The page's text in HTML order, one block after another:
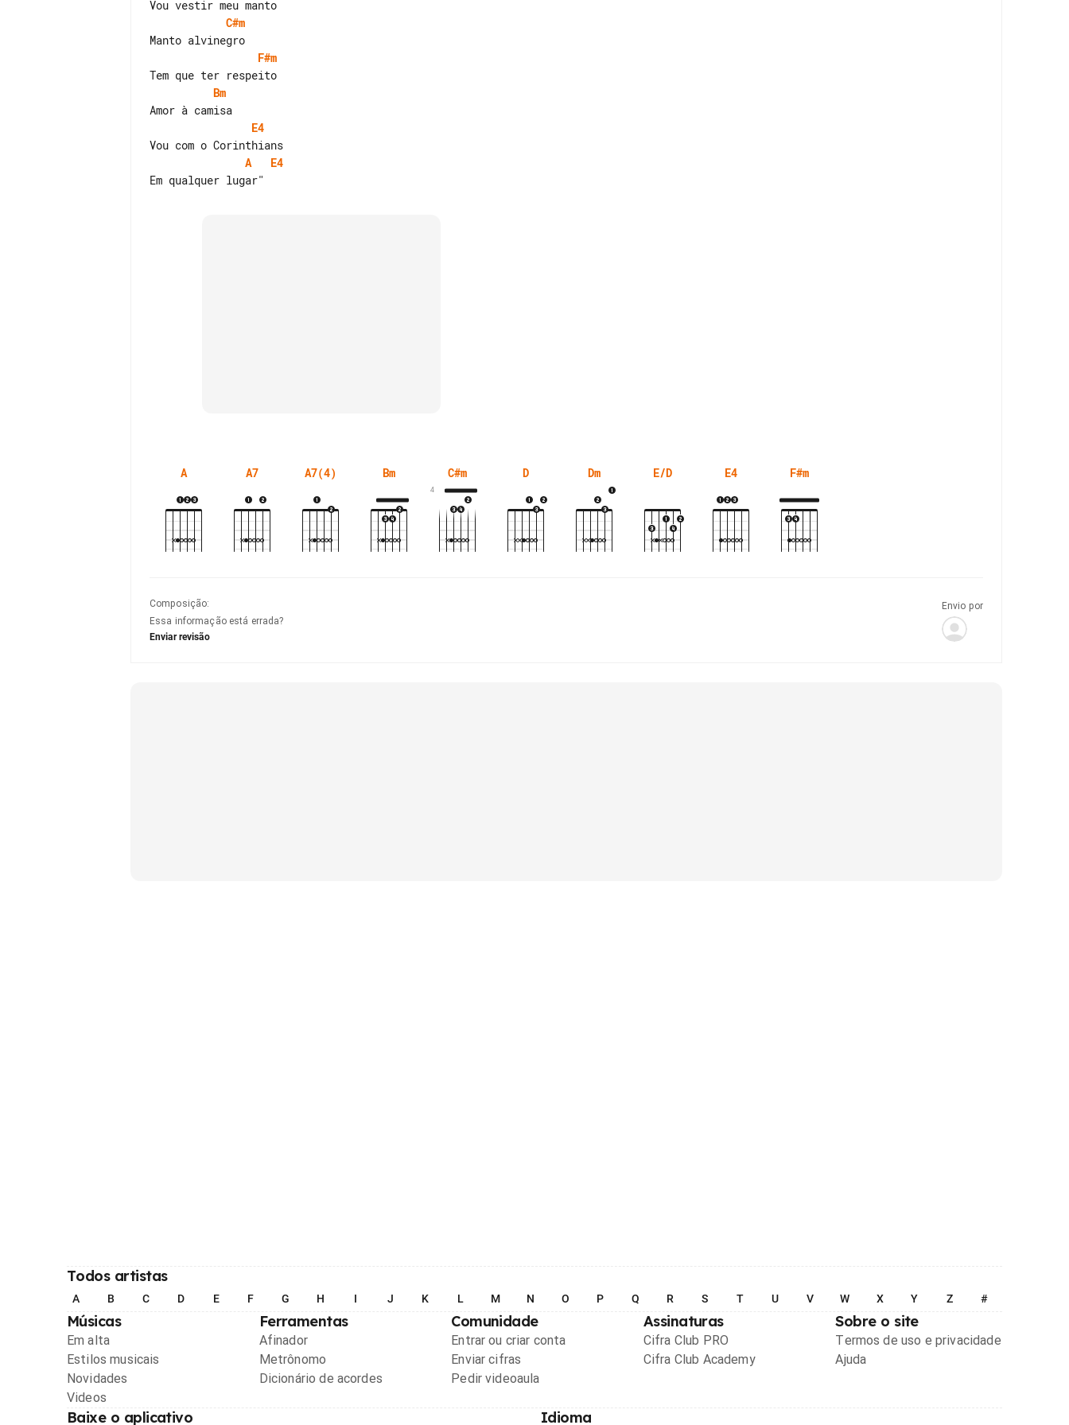
C#m
F#m
Bm
E4
A
E4
A A7 A7(4) Bm C#m
4
D Dm E/D E4 F#m
Composição:
Essa informação está errada?
Enviar revisão
Envio por
Todos artistas
A B C D E F G H I J K L M N O P Q R S T U V W X Y Z #
Músicas
Em alta
Estilos musicais
Novidades
Videos
Ferramentas
Afinador
Metrônomo
Dicionário de acordes
Comunidade
Entrar ou criar conta
Enviar cifras
Pedir videoaula
Assinaturas
Cifra Club PRO
Cifra Club Academy
Sobre o site
Termos de uso e privacidade
Ajuda
Baixe o aplicativo Idioma